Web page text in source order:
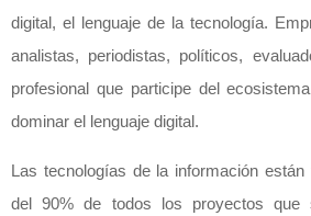
digital, el lenguaje de la tecnología.
analistas, periodistas, políticos,
profesional que participe del
dominar el lenguaje digital.
Las tecnologías de la información
del 90% de todos los proyectos que